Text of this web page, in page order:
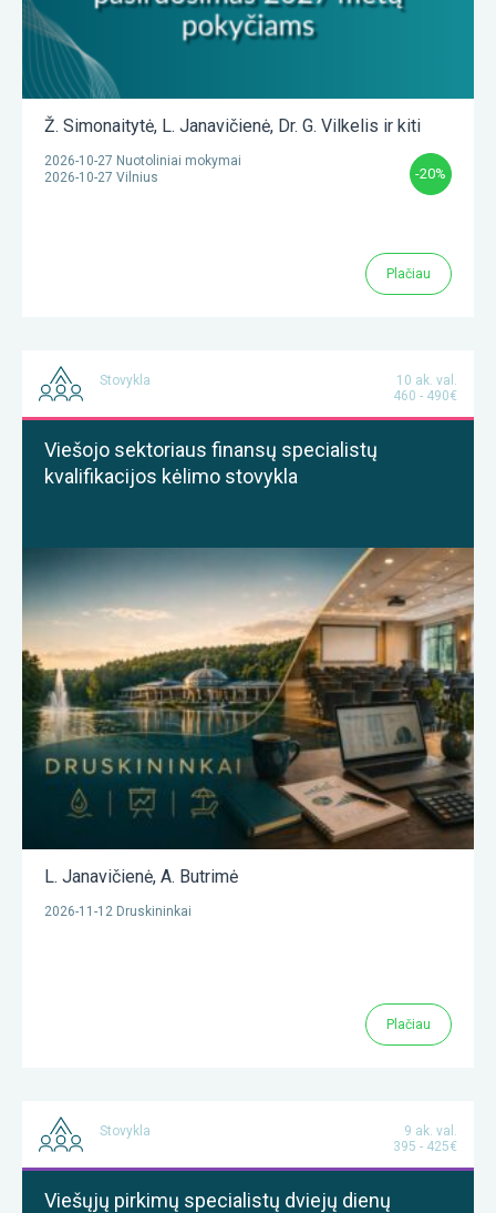
Ž. Simonaitytė, L. Janavičienė, Dr. G. Vilkelis ir kiti
2026-10-27 Nuotoliniai mokymai
2026-10-27 Vilnius
-20%
Plačiau
Stovykla
10 ak. val.
460 - 490€
Viešojo sektoriaus finansų specialistų
kvalifikacijos kėlimo stovykla
L. Janavičienė, A. Butrimė
2026-11-12 Druskininkai
Plačiau
Stovykla
9 ak. val.
395 - 425€
Viešųjų pirkimų specialistų dviejų dienų